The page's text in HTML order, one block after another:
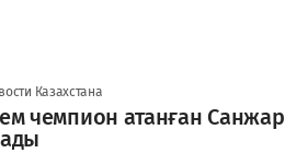
Казахстана
чемпион атанған